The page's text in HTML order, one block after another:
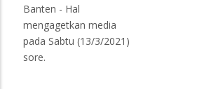
Banten - Hal
mengagetkan media
pada Sabtu (13/3/2021)
sore.